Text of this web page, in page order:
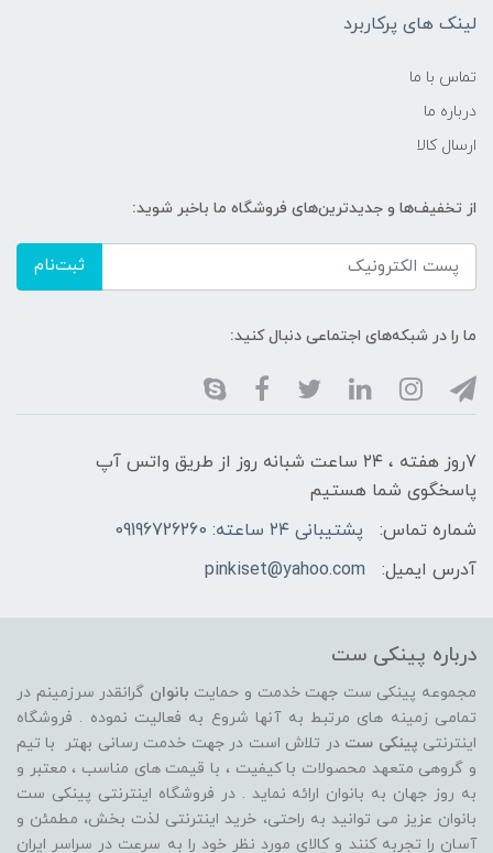
لینک های پرکاربرد
تماس با ما
درباره ما
ارسال کالا
از تخفیف‌ها و جدیدترین‌های فروشگاه ما باخبر شوید:
ثبت‌نام
ما را در شبکه‌های اجتماعی دنبال کنید:
7روز هفته ، ۲۴ ساعت شبانه‌ روز از طریق واتس آپ
پاسخگوی شما هستیم
شماره تماس:
پشتیبانی ۲۴ ساعته: 09196726260
آدرس ایمیل:
pinkiset@yahoo.com
درباره پینکی ست
مجموعه پینکی ست جهت خدمت و حمایت بانوان گرانقدر سرزمینم در
تمامی زمینه های مرتبط به آنها شروع به فعالیت نموده . فروشگاه
اینترنتی پینکی ست در تلاش است در جهت خدمت رسانی بهتر با تیم
و گروهی متعهد محصولات با کیفیت ، با قیمت های مناسب ، معتبر و
به روز جهان به بانوان ارائه نماید . در فروشگاه اینترنتی پینکی ست
بانوان عزیز می توانيد به راحتی، خرید اینترنتی لذت بخش، مطمئن و
آسان را تجربه کنند و کالای مورد نظر خود را به سرعت در سراسر ایران